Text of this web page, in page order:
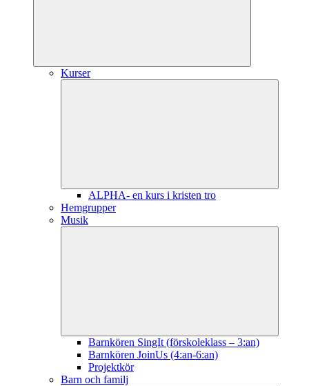
Kurser
ALPHA- en kurs i kristen tro
Hemgrupper
Musik
Barnkören SingIt (förskoleklass – 3:an)
Barnkören JoinUs (4:an-6:an)
Projektkör
Barn och familj